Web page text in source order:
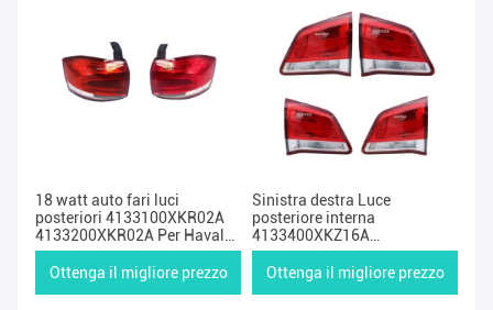
18 watt auto fari luci
posteriori 4133100XKR02A
4133200XKR02A Per Haval
Hover H2S Blue Label
Ottenga il migliore prezzo
Sinistra destra Luce
posteriore interna
4133400XKZ16A
4133300XKZ16A Luce
posteriore auto
Ottenga il migliore prezzo